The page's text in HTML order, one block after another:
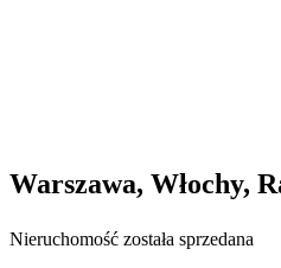
Warszawa, Włochy,
Nieruchomość została sprzedana